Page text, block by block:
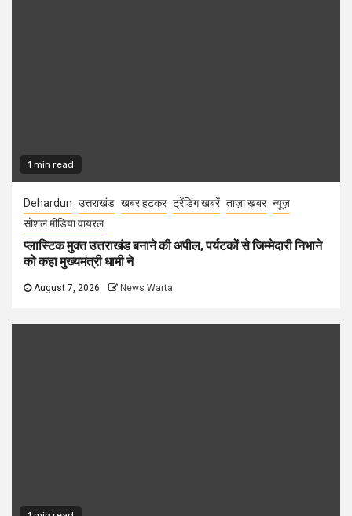
1 min read
Dehardun उत्तराखंड खबर हटकर ट्रेंडिंग खबरें ताज़ा ख़बर न्यूज़
सोशल मीडिया वायरल
प्लास्टिक मुक्त उत्तराखंड बनाने की अपील, पर्यटकों से जिम्मेदारी निभाने
को कहा मुख्यमंत्री धामी ने
August 7, 2026 News Warta